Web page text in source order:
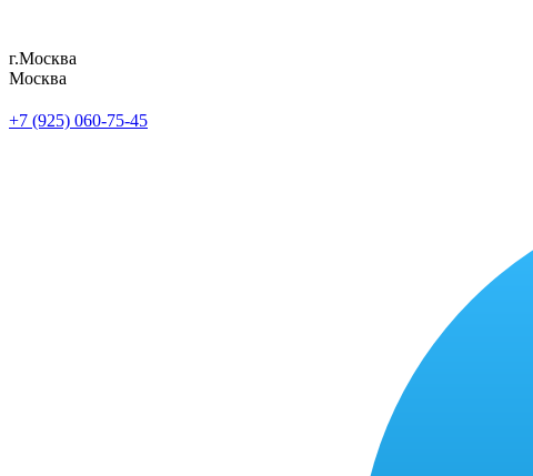
г.Москва
Москва
+7 (925) 060-75-45